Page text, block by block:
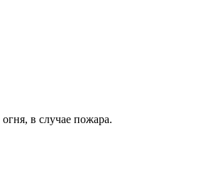
в случае пожара.